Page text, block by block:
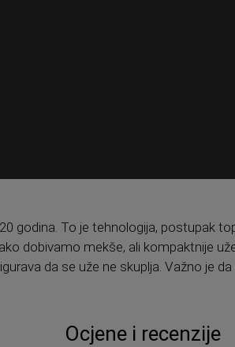
godina. To je tehnologija, postupak
dobivamo mekše, ali kompaktnije
da se uže ne skuplja. Važno je
Ocjene i recenzije